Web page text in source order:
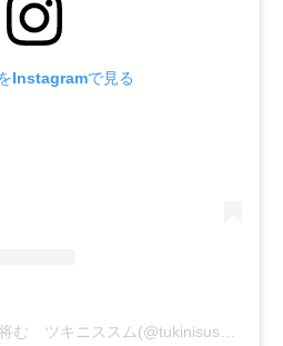
Instagramで見る